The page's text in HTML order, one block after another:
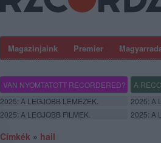
Magazinjaink Premier
VAN NYOMTATOTT RECORDERED? A
2025: A LEGJOBB LEMEZEK.
2025: A
2025: A LEGJOBB FILMEK.
2025: A
Címkék » hail